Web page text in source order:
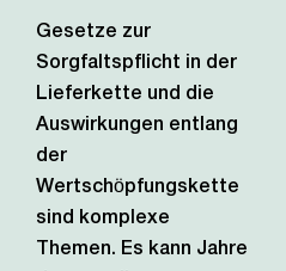
Gesetze zur
Sorgfaltspflicht in der
Lieferkette und die
Auswirkungen entlang
der
Wertschöpfungskette
sind komplexe
Themen. Es kann Jahre